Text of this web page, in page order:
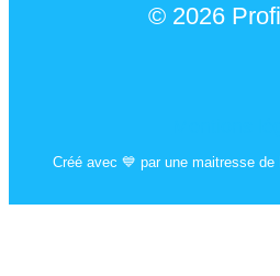
© 2026
Créé avec 💙 par une maitresse de